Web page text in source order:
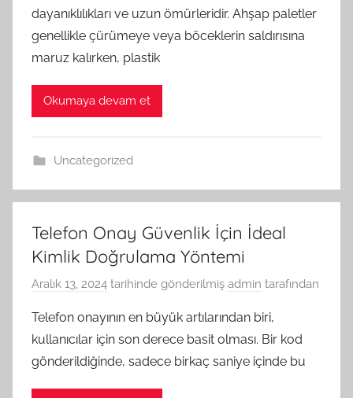
dayanıklılıkları ve uzun ömürleridir. Ahşap paletler
genellikle çürümeye veya böceklerin saldırısına
maruz kalırken, plastik
Okumaya devam et
Uncategorized
Telefon Onay Güvenlik İçin İdeal
Kimlik Doğrulama Yöntemi
Aralık 13, 2024 tarihinde gönderilmiş admin tarafından
Telefon onayının en büyük artılarından biri,
kullanıcılar için son derece basit olması. Bir kod
gönderildiğinde, sadece birkaç saniye içinde bu